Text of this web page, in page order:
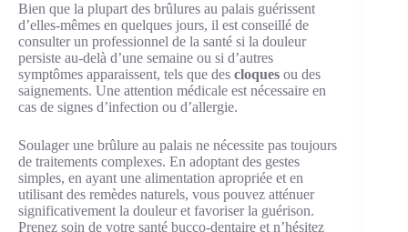
Bien que la plupart des brûlures au palais guérissent
d’elles-mêmes en quelques jours, il est conseillé de
consulter un professionnel de la santé si la douleur
persiste au-delà d’une semaine ou si d’autres
symptômes apparaissent, tels que des cloques ou des
saignements. Une attention médicale est nécessaire en
cas de signes d’infection ou d’allergie.
Soulager une brûlure au palais ne nécessite pas toujours
de traitements complexes. En adoptant des gestes
simples, en ayant une alimentation apropriée et en
utilisant des remèdes naturels, vous pouvez atténuer
significativement la douleur et favoriser la guérison.
Prenez soin de votre santé bucco-dentaire et n’hésitez